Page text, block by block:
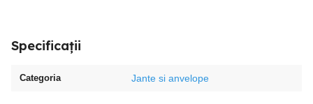
Specificații
Categoria Jante si anvelope